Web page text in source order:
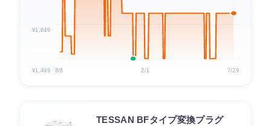
¥1,649
¥1,499 8/6 2/1 7/29
TESSAN BFタイプ変換プラグ